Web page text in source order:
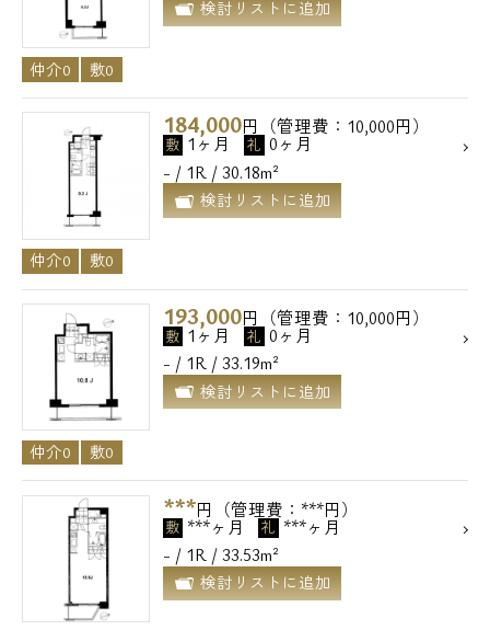
検討リストに追加
仲介0 敷0
184,000円（管理費：10,000円）
敷 1ヶ月 礼 0ヶ月
- / 1R / 30.18m²
検討リストに追加
仲介0 敷0
193,000円（管理費：10,000円）
敷 1ヶ月 礼 0ヶ月
- / 1R / 33.19m²
検討リストに追加
仲介0 敷0
***円（管理費：***円）
敷 ***ヶ月 礼 ***ヶ月
- / 1R / 33.53m²
検討リストに追加
メールでお問い合わせ
お問い合わせ